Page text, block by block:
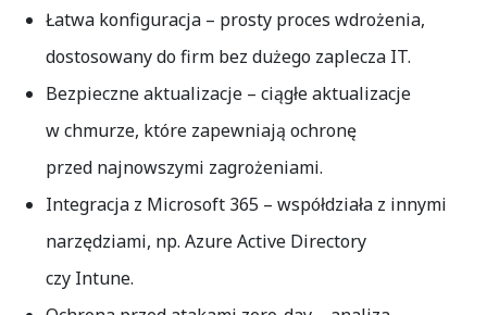
Łatwa konfiguracja– prosty proces wdrożenia,
dostosowany do firm bez dużego zaplecza IT.
Bezpieczne aktualizacje– ciągłe aktualizacje
w chmurze, które zapewniają ochronę
przed najnowszymi zagrożeniami.
Integracja z Microsoft 365 – współdziała z innymi
narzędziami, np. Azure Active Directory
czy Intune.